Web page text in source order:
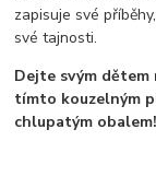
zapisuje své
své tajnosti.
Dejte svým
tímto kouzelným
chlupatým obalem!